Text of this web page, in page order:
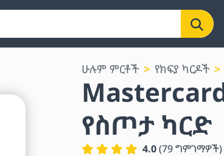
ሁሉም ምርቶች የክፍያ ካርዶች
የስጦታ ካርድ
4.0(79ግምገማዎች)